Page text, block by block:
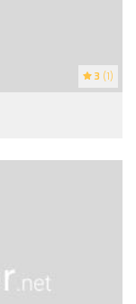
3 (1)